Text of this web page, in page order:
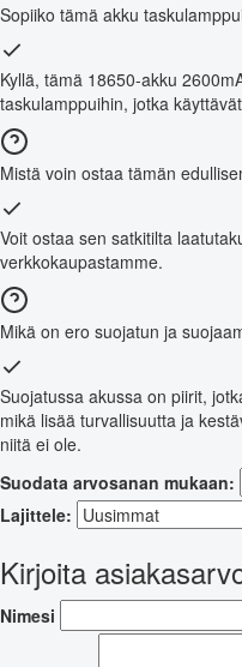
Sopiiko tämä akku
Kyllä, tämä 18650-akku
taskulamppuihin, jotka
Mistä voin ostaa tämän
Voit ostaa sen satkitilta
verkkokaupastamme.
Mikä on ero suojatun ja
Suojatussa akussa on piirit,
mikä lisää turvallisuutta ja
niitä ei ole.
Suodata arvosanan mukaan:
Lajittele:
Kirjoita
Nimesi